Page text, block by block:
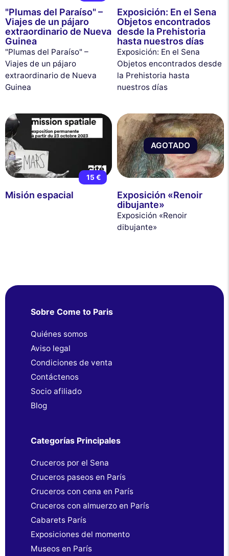
"Plumas del Paraíso" –
Viajes de un pájaro
extraordinario de Nueva
Guinea
"Plumas del Paraíso" –
Viajes de un pájaro
extraordinario de Nueva
Guinea
Exposición: En el Sena
Objetos encontrados
desde la Prehistoria
hasta nuestros días
Exposición: En el Sena
Objetos encontrados desde
la Prehistoria hasta
nuestros días
15 €
Misión espacial
AGOTADO
Exposición «Renoir
dibujante»
Exposición «Renoir
dibujante»
Sobre Come to Paris
Quiénes somos
Aviso legal
Condiciones de venta
Contáctenos
Socio afiliado
Blog
Categorías Principales
Cruceros por el Sena
Cruceros paseos en París
Cruceros con cena en París
Cruceros con almuerzo en París
Cabarets París
Exposiciones del momento
Museos en París